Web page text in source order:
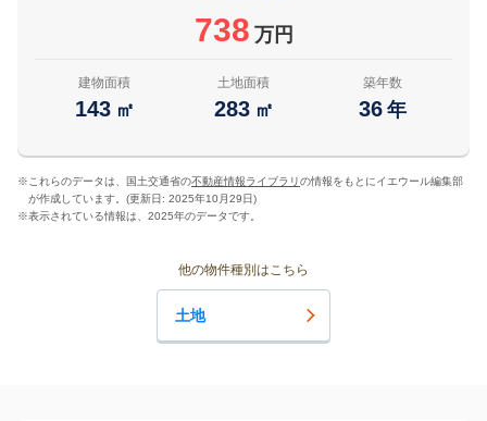
738 万円
建物面積
143 ㎡
土地面積
283 ㎡
築年数
36 年
※ これらのデータは、国土交通省の不動産情報ライブラリの情報をもとにイエウール編集部
が作成しています。(更新日: 2025年10月29日)
※表示されている情報は、2025年のデータです。
他の物件種別はこちら
土地